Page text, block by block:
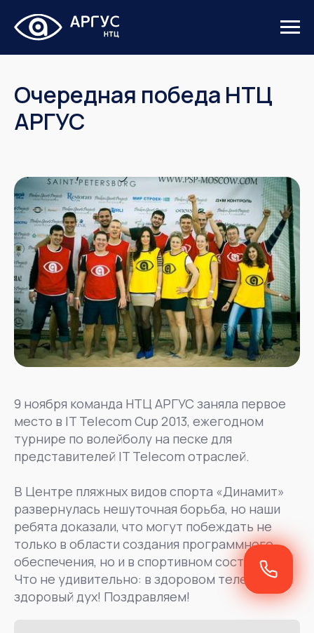
Очередная победа НТЦ
АРГУС
9 ноября команда НТЦ АРГУС заняла первое
место в IT Telecom Cup 2013, ежегодном
турнире по волейболу на песке для
представителей IT Telecom отраслей.
В Центре пляжных видов спорта «Динамит»
развернулась нешуточная борьба, но наши
ребята доказали, что могут побеждать не
только в области создания программного
обеспечения, но и в спортивном состязании.
Что не удивительно: в здоровом теле —
здоровый дух! Поздравляем!